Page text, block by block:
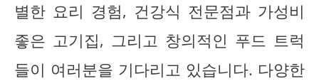
별한 요리 경험, 건강식 전문점과 가성비
좋은 고기집, 그리고 창의적인 푸드 트럭
들이 여러분을 기다리고 있습니다. 다양한